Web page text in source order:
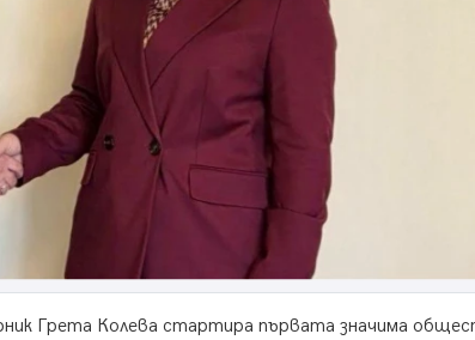
Грета Колева стартира първата значима